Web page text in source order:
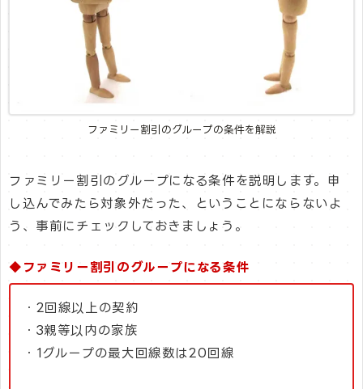
ファミリー割引のグループの条件を解説
ファミリー割引のグループになる条件を説明します。申
し込んでみたら対象外だった、ということにならないよ
う、事前にチェックしておきましょう。
◆ファミリー割引のグループになる条件
・2回線以上の契約
・3親等以内の家族
・1グループの最大回線数は20回線